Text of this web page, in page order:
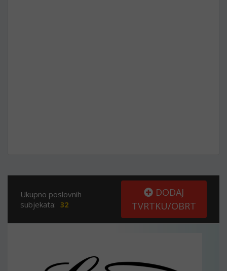
Ukupno poslovnih
subjekata: 32
DODAJ
TVRTKU/OBRT